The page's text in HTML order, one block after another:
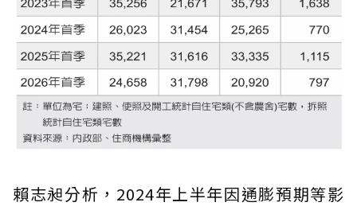
賴志昶分析，2024年上半年因通膨預期等影